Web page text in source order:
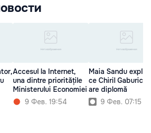
Accesul la Internet,
una dintre prioritățile
Ministerului Economiei
9 Фев. 19:54
Maia Sandu
ce Chiril Gaburici
are diplomă
9 Фев. 07:15